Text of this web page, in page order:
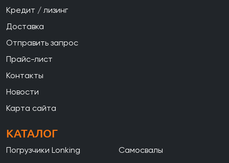
Кредит / лизинг
Доставка
Отправить запрос
Прайс-лист
Контакты
Новости
Карта сайта
КАТАЛОГ
Погрузчики Lonking
Самосвалы